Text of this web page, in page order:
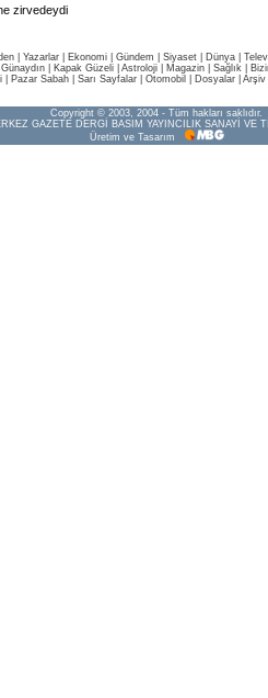
zirvedeydi
Yazarlar Ekonomi Gündem Siyaset Dünya |
Günaydın Kapak Güzeli Astroloji Magazin Sağlık
Pazar Sabah Sarı Sayfalar Otomobil Dosyalar Arşiv
Copyright © 2003, 2004 - Tüm hakları saklıdır.
GAZETE DERGİ BASIM YAYINCILIK SANAYİ VE
Üretim ve Tasarım